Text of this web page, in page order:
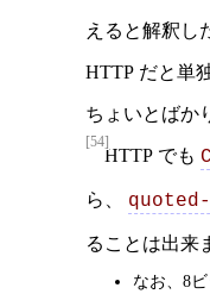
えると解釈し
HTTP だと単
ちょいとばか
[54]
HTTP でも
ら、
ることは出来
なお、8